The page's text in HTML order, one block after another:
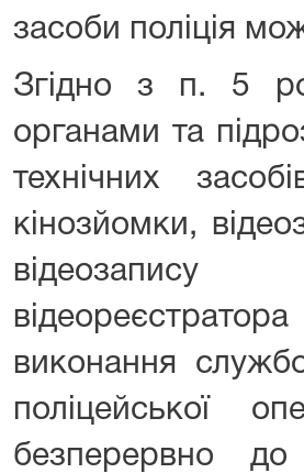
засоби поліція
Згідно з п. 5
органами та
технічних
кінозйомки,
виконання
поліцейської
безперервно